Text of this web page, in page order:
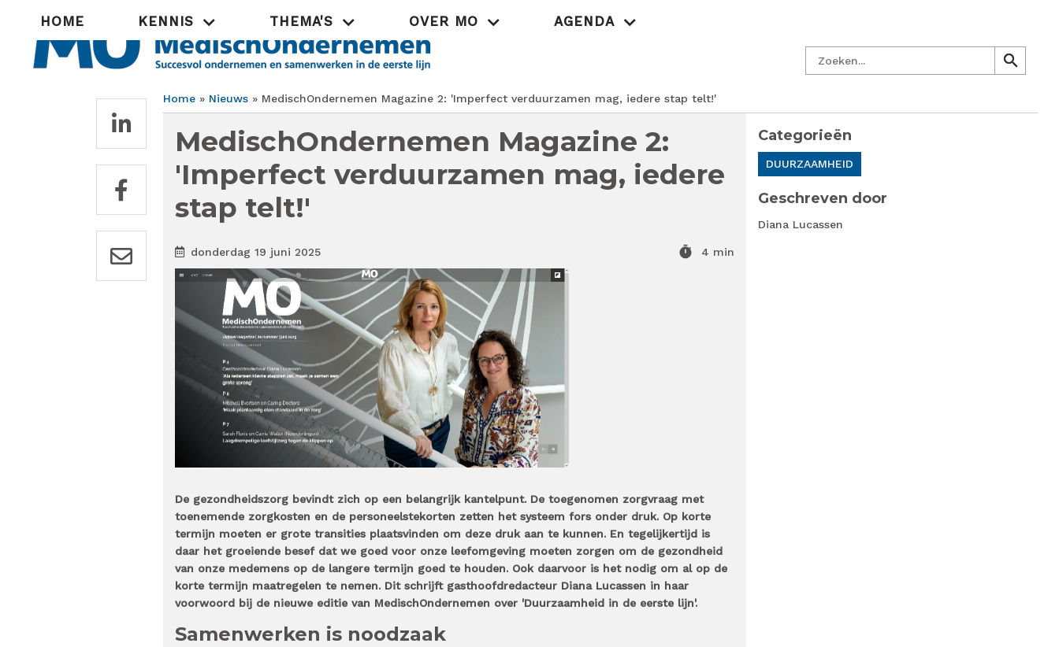
Zoeken
search
search
Hoofdnavigatie
HOME KENNIS THEMA'S OVER MO AGENDA
Home Nieuws MedischOndernemen Magazine 2: 'Imperfect verduurzamen mag, iedere stap telt!'
MedischOndernemen Magazine 2:
'Imperfect verduurzamen mag, iedere
stap telt!'
donderdag 19 juni 2025 timer 4 min
De gezondheidszorg bevindt zich op een belangrijk kantelpunt. De toegenomen zorgvraag met
toenemende zorgkosten en de personeelstekorten zetten het systeem fors onder druk. Op korte
termijn moeten er grote transities plaatsvinden om deze druk aan te kunnen. En tegelijkertijd is
daar het groeiende besef dat we goed voor onze leefomgeving moeten zorgen om de gezondheid
van onze medemens op de langere termijn goed te houden. Ook daarvoor is het nodig om al op de
korte termijn maatregelen te nemen. Dit schrijft gasthoofdredacteur Diana Lucassen in haar
voorwoord bij de nieuwe editie van MedischOndernemen over 'Duurzaamheid in de eerste lijn'.
Samenwerken is noodzaak
Categorieën
DUURZAAMHEID
Geschreven door
Diana Lucassen